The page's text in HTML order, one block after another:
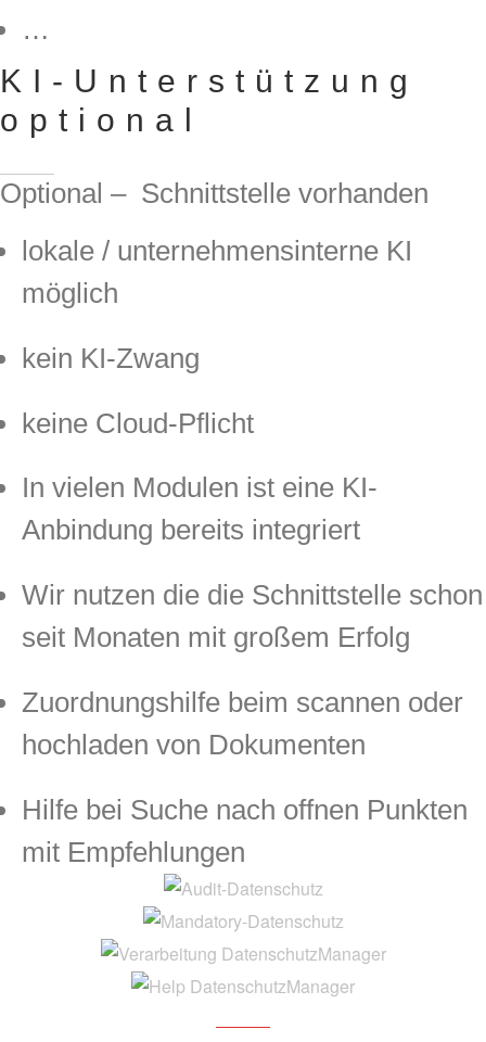
…
KI-Unterstützung
optional
Optional – Schnittstelle vorhanden
lokale / unternehmensinterne KI
möglich
kein KI-Zwang
keine Cloud-Pflicht
In vielen Modulen ist eine KI-
Anbindung bereits integriert
Wir nutzen die die Schnittstelle schon
seit Monaten mit großem Erfolg
Zuordnungshilfe beim scannen oder
hochladen von Dokumenten
Hilfe bei Suche nach offnen Punkten
mit Empfehlungen